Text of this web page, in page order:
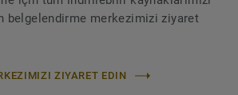
belgelendirme merkezimizi ziyaret
ZIYARET EDIN